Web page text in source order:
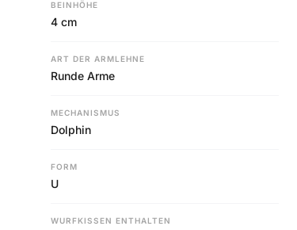
BEINHÖHE
4 cm
ART DER ARMLEHNE
Runde Arme
MECHANISMUS
Dolphin
FORM
U
WURFKISSEN ENTHALTEN